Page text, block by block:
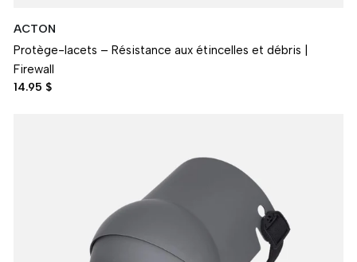
ACTON
Protège-lacets – Résistance aux étincelles et débris |
Firewall
14.95 $